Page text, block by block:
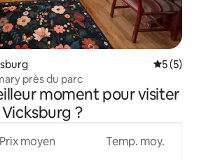
5 (5)
près du parc
moment pour visiter
Vicksburg ?
Prix moyen Temp. moy.